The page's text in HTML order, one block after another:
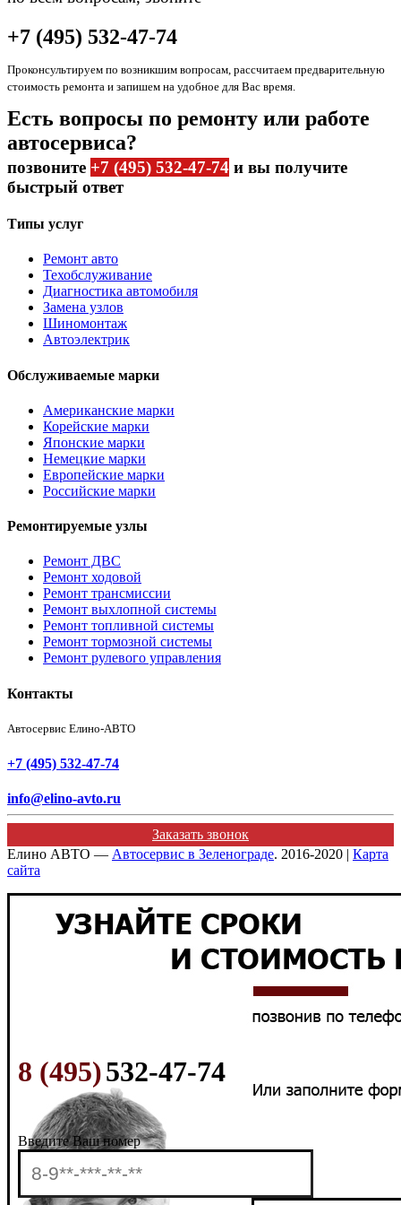
+7 (495) 532-47-74
Проконсультируем по возникшим вопросам, рассчитаем предварительную
стоимость ремонта и запишем на удобное для Вас время.
Есть вопросы по ремонту или работе
автосервиса?
позвоните +7 (495) 532-47-74 и вы получите
быстрый ответ
Типы услуг
Ремонт авто
Техобслуживание
Диагностика автомобиля
Замена узлов
Шиномонтаж
Автоэлектрик
Обслуживаемые марки
Американские марки
Корейские марки
Японские марки
Немецкие марки
Европейские марки
Российские марки
Ремонтируемые узлы
Ремонт ДВС
Ремонт ходовой
Ремонт трансмиссии
Ремонт выхлопной системы
Ремонт топливной системы
Ремонт тормозной системы
Ремонт рулевого управления
Контакты
Автосервис Елино-АВТО
+7 (495) 532-47-74
info@elino-avto.ru
Заказать звонок
Елино АВТО — Автосервис в Зеленограде. 2016-2020 | Карта
сайта
8 (495)532-47-74
Введите Ваш номер